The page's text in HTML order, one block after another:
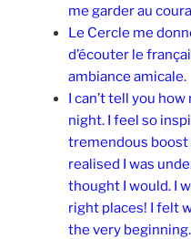
me garder au
Le Cercle me
d’écouter le
ambiance amicale.
I can’t tell you
night. I feel so
tremendous boost
realised I was
thought I would. I
right places! I felt
the very